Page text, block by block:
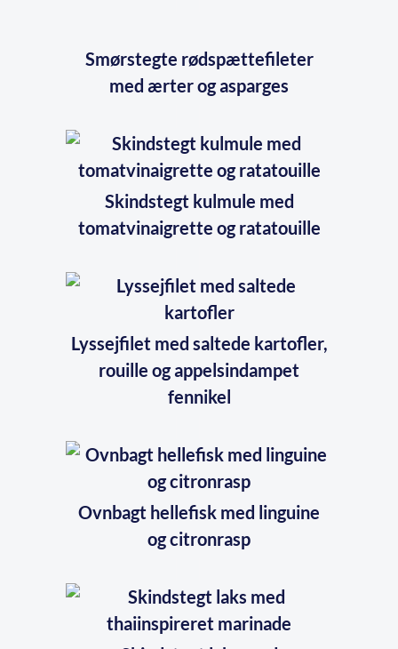
Smørstegte rødspættefileter
med ærter og asparges
Skindstegt kulmule med
tomatvinaigrette og ratatouille
Lyssejfilet med saltede kartofler,
rouille og appelsindampet
fennikel
Ovnbagt hellefisk med linguine
og citronrasp